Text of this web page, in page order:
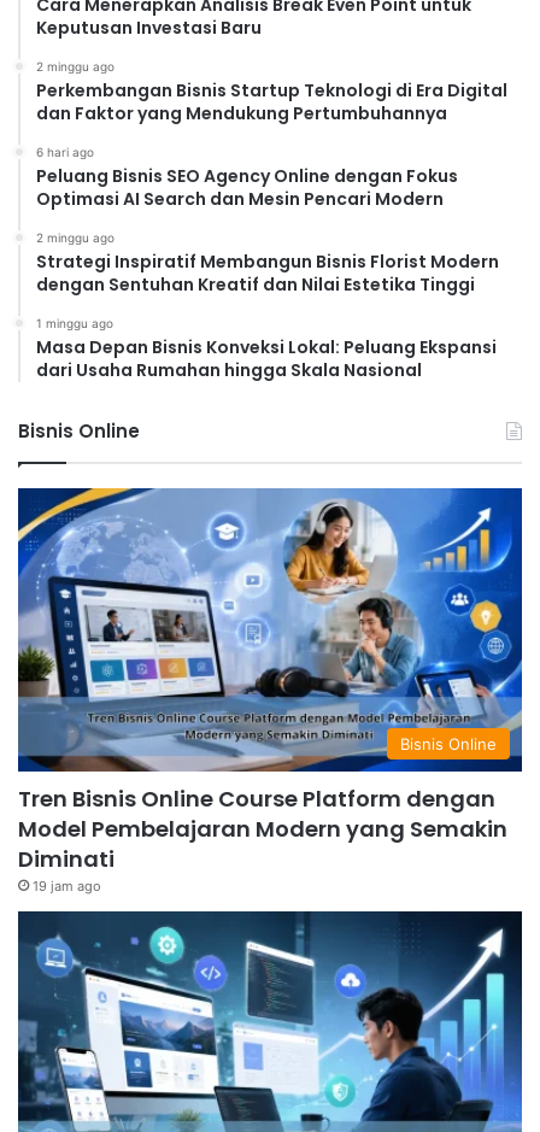
Keputusan Investasi Baru
2 minggu ago
Perkembangan Bisnis Startup Teknologi di Era Digital
dan Faktor yang Mendukung Pertumbuhannya
6 hari ago
Peluang Bisnis SEO Agency Online dengan Fokus
Optimasi AI Search dan Mesin Pencari Modern
2 minggu ago
Strategi Inspiratif Membangun Bisnis Florist Modern
dengan Sentuhan Kreatif dan Nilai Estetika Tinggi
1 minggu ago
Masa Depan Bisnis Konveksi Lokal: Peluang Ekspansi
dari Usaha Rumahan hingga Skala Nasional
Bisnis Online
Bisnis Online
Tren Bisnis Online Course Platform dengan
Model Pembelajaran Modern yang Semakin
Diminati
19 jam ago